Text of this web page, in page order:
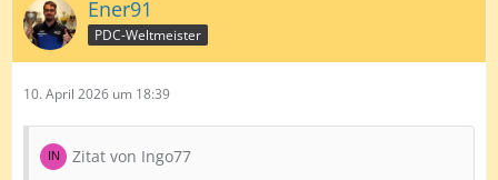
Ener91
PDC-Weltmeister
10. April 2026 um 18:39
Zitat von Ingo77